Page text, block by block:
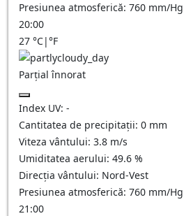
Presiunea atmosferică: 760 mm/Hg
20:00
27 °C|°F
Parțial înnorat
Index UV: -
Cantitatea de precipitații: 0 mm
Viteza vântului: 3.8 m/s
Umiditatea aerului: 49.6 %
Direcția vântului: Nord-Vest
Presiunea atmosferică: 760 mm/Hg
21:00